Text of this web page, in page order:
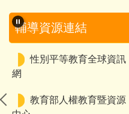
輔導資源連結
性別平等教育全球資訊
網
教育部人權教育暨資源